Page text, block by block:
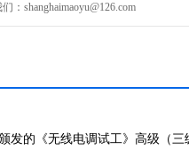
：shanghaimaoyu@126.com
发的《无线电调试工》高级（